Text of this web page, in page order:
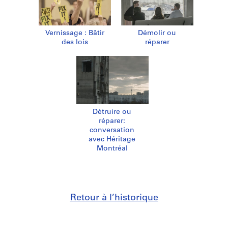
Vernissage : Bâtir
des lois
Démolir ou
réparer
Détruire ou
réparer:
conversation
avec Héritage
Montréal
Retour à l’historique